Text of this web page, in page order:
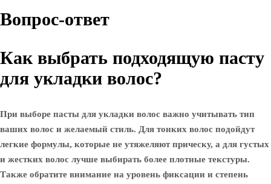
Вопрос-ответ
Как выбрать подходящую пасту
для укладки волос?
При выборе пасты для укладки волос важно учитывать тип
ваших волос и желаемый стиль. Для тонких волос подойдут
легкие формулы, которые не утяжеляют прическу, а для густых
и жестких волос лучше выбирать более плотные текстуры.
Также обратите внимание на уровень фиксации и степень